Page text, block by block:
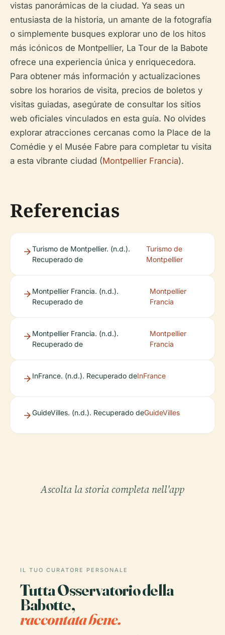
vistas panorámicas de la ciudad. Ya seas un
entusiasta de la historia, un amante de la fotografía
o simplemente busques explorar uno de los hitos
más icónicos de Montpellier, La Tour de la Babote
ofrece una experiencia única y enriquecedora.
Para obtener más información y actualizaciones
sobre los horarios de visita, precios de boletos y
visitas guiadas, asegúrate de consultar los sitios
web oficiales vinculados en esta guía. No olvides
explorar atracciones cercanas como la Place de la
Comédie y el Musée Fabre para completar tu visita
a esta vibrante ciudad (Montpellier Francia).
Referencias
Turismo de Montpellier. (n.d.).
Recuperado de
Turismo de
Montpellier
Montpellier Francia. (n.d.).
Recuperado de
Montpellier
Francia
Montpellier Francia. (n.d.).
Recuperado de
Montpellier
Francia
InFrance. (n.d.). Recuperado deInFrance
GuideVilles. (n.d.). Recuperado deGuideVilles
Ascolta la storia completa nell'app
IL TUO CURATORE PERSONALE
Tutta Osservatorio della
Babotte,
raccontata bene.